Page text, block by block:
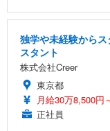
独学や未経験から
スタント
株式会社Creer
東京都
月給30万8,500円
正社員